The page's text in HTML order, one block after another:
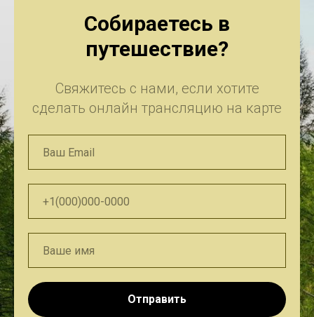
Собираетесь в
путешествие?
Свяжитесь с нами, если хотите
сделать онлайн трансляцию на карте
Отправить